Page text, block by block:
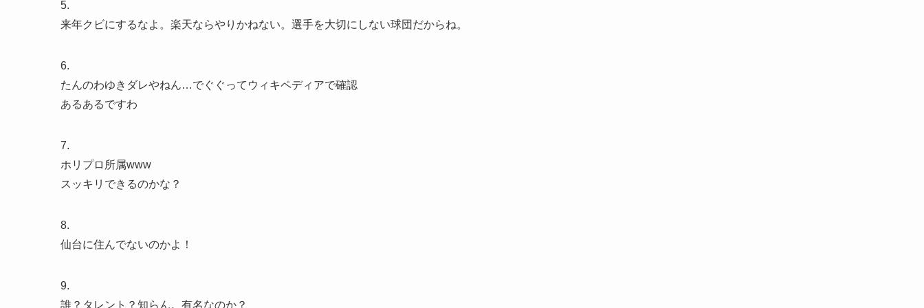
5.
来年クビにするなよ。楽天ならやりかねない。選手を大切にしない球団だからね。
6.
たんのわゆきダレやねん…でぐぐってウィキペディアで確認
あるあるですわ
7.
ホリプロ所属www
スッキリできるのかな？
8.
仙台に住んでないのかよ！
9.
誰？タレント？知らん。有名なのか？